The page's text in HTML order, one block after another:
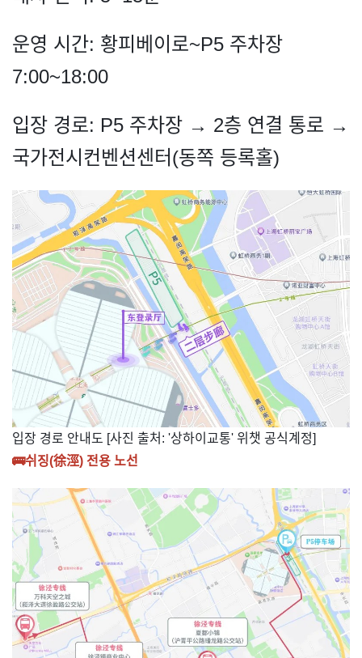
운영 시간: 황피베이로~P5 주차장
7:00~18:00
입장 경로: P5 주차장 → 2층 연결 통로 →
국가전시컨벤션센터(동쪽 등록홀)
​입장 경로 안내도 [사진 출처: '상하이교통' 위챗 공식계정]
🚌쉬징(徐涇) 전용 노선